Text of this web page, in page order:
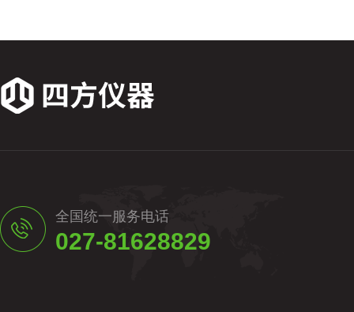
全国统一服务电话
027-81628829